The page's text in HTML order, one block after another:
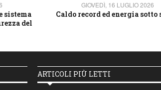
sistema
del
GIOVEDÌ, 16 LUGLIO 2026
Caldo record ed energia sotto
ARTICOLI PIÙ LETTI